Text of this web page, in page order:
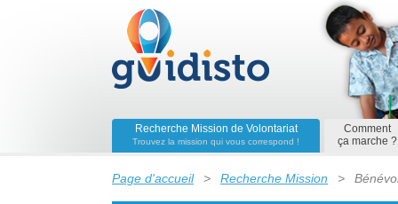
Recherche Mission de Volontariat
Trouvez la mission qui vous correspond !
Comment
ça marche ?
Page d'accueil > Recherche Mission >